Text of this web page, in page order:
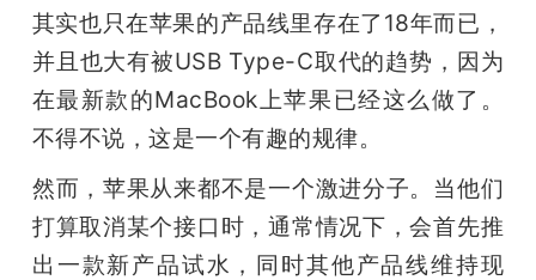
其实也只在苹果的产品线里存在了18年而已，
并且也大有被USB Type-C取代的趋势，因为
在最新款的MacBook上苹果已经这么做了。
不得不说，这是一个有趣的规律。
然而，苹果从来都不是一个激进分子。当他们
打算取消某个接口时，通常情况下，会首先推
出一款新产品试水，同时其他产品线维持现